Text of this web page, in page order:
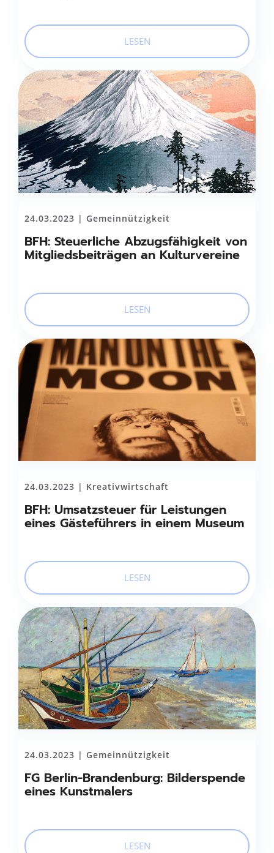
LESEN
24.03.2023 | Gemeinnützigkeit
BFH: Steuerliche Abzugsfähigkeit von
Mitgliedsbeiträgen an Kulturvereine
LESEN
24.03.2023 | Kreativwirtschaft
BFH: Umsatzsteuer für Leistungen
eines Gästeführers in einem Museum
LESEN
24.03.2023 | Gemeinnützigkeit
FG Berlin-Brandenburg: Bilderspende
eines Kunstmalers
LESEN